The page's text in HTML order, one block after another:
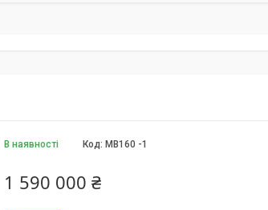
В наявності Код: MB160 -1
1 590 000 ₴